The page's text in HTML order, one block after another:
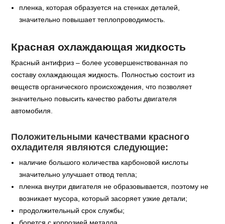
пленка, которая образуется на стенках деталей,
значительно повышает теплопроводимость.
Красная охлаждающая жидкость
Красный антифриз – более усовершенствованная по
составу охлаждающая жидкость. Полностью состоит из
веществ органического происхождения, что позволяет
значительно повысить качество работы двигателя
автомобиля.
Положительными качествами красного
охладителя являются следующие:
наличие большого количества карбоновой кислоты
значительно улучшает отвод тепла;
пленка внутри двигателя не образовывается, поэтому не
возникает мусора, который засоряет узкие детали;
продолжительный срок службы;